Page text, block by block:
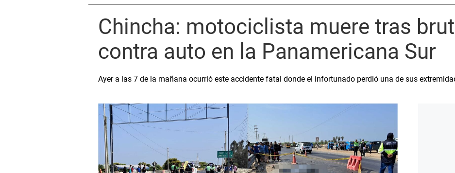
Chincha: motociclista muere tras
contra auto en la Panamericana Sur
Ayer a las 7 de la mañana ocurrió este accidente fatal donde el infortunado perdió una de sus